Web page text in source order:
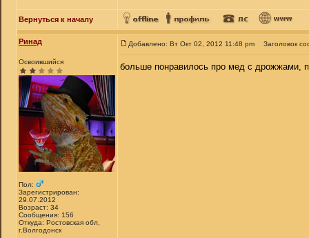
Вернуться к началу
Ринад
Освоившийся
Пол:
Зарегистрирован:
29.07.2012
Возраст: 34
Сообщения: 156
Откуда: Ростовская обл,
г.Волгодонск
Добавлено: Вт Окт 02, 2012 11:48 pm Заголовок
больше понравилось про мед с дрожжами,